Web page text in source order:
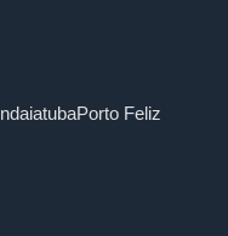
IndaiatubaPorto Feliz